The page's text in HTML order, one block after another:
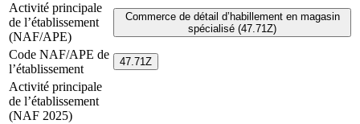
Activité principale
de l’établissement
(NAF/APE)
Commerce de détail d’habillement en magasin
spécialisé (47.71Z)
Code NAF/APE de
l’établissement
47.71Z
Activité principale
de l’établissement
(NAF 2025)